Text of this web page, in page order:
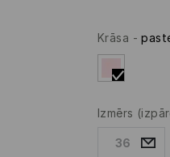
Krāsa -
Izmērs
36